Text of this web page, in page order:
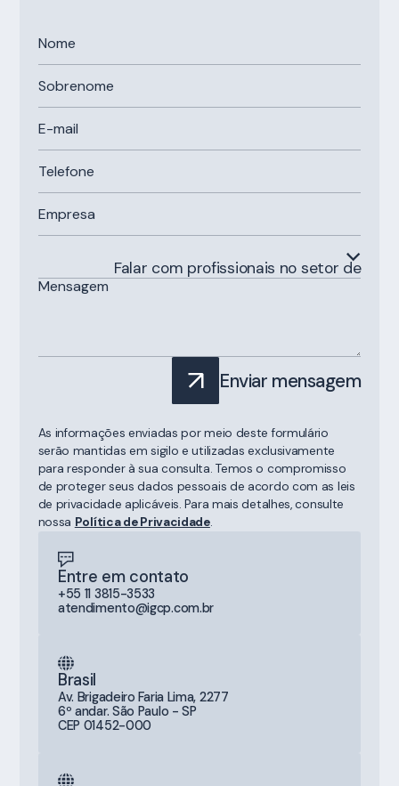
Falar com profissionais no setor de
Enviar mensagem
As informações enviadas por meio deste formulário
serão mantidas em sigilo e utilizadas exclusivamente
para responder à sua consulta. Temos o compromisso
de proteger seus dados pessoais de acordo com as leis
de privacidade aplicáveis. Para mais detalhes, consulte
nossa Política de Privacidade.
Entre em contato
+55 11 3815-3533
atendimento@igcp.com.br
Brasil
Av. Brigadeiro Faria Lima, 2277
6º andar. São Paulo - SP
CEP 01452-000